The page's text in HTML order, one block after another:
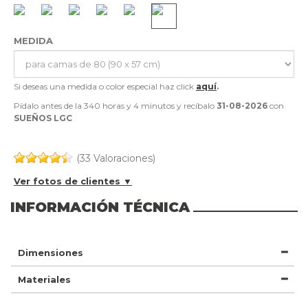
MEDIDA
Si deseas una medida o color especial haz click aquí.
Pídalo antes de la 340 horas y 4 minutos y recíbalo 31-08-2026 con
SUEÑOS LGC
(33 Valoraciones)
Ver fotos de clientes ▼
INFORMACIÓN TÉCNICA
Dimensiones
Materiales